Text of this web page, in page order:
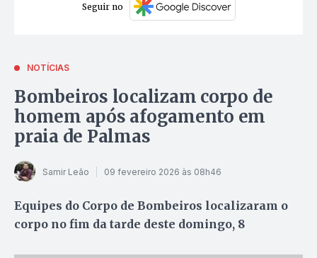
Seguir no
NOTÍCIAS
Bombeiros localizam corpo de
homem após afogamento em
praia de Palmas
Samir Leão 09 fevereiro 2026 às 08h46
Equipes do Corpo de Bombeiros localizaram o
corpo no fim da tarde deste domingo, 8